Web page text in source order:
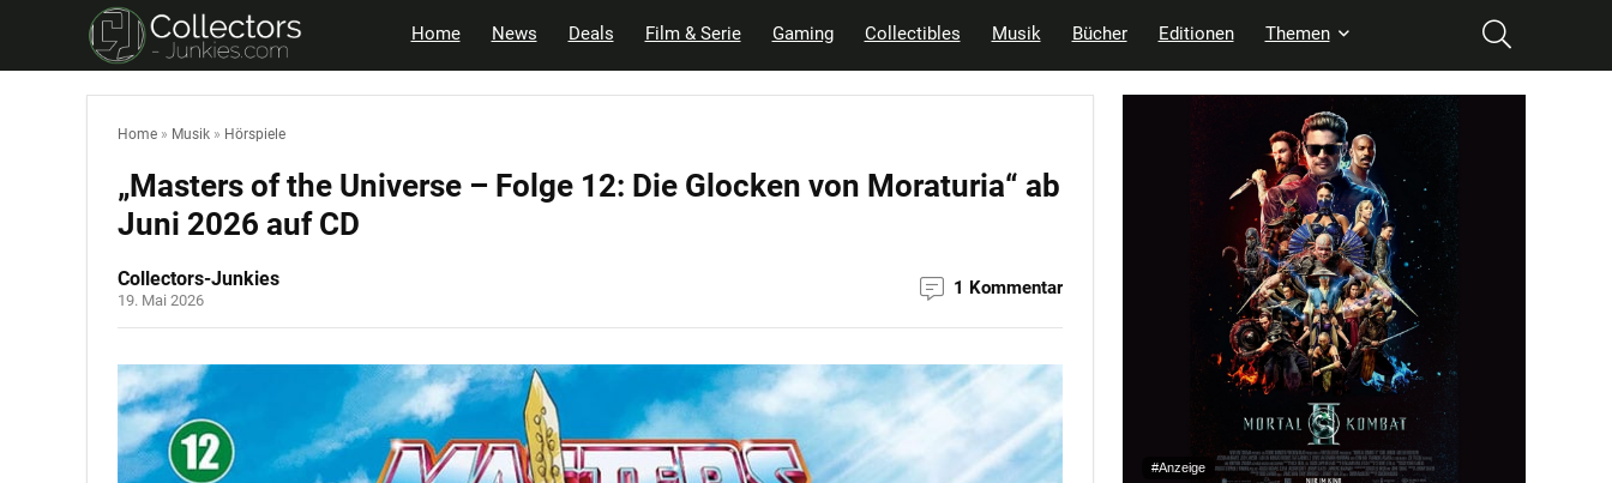
Home News Deals Film & Serie Gaming Collectibles Musik Bücher Editionen Themen
Home » Musik » Hörspiele
„Masters of the Universe – Folge 12: Die Glocken von Moraturia“ ab
Juni 2026 auf CD
Collectors-Junkies
19. Mai 2026
1 Kommentar
#Anzeige